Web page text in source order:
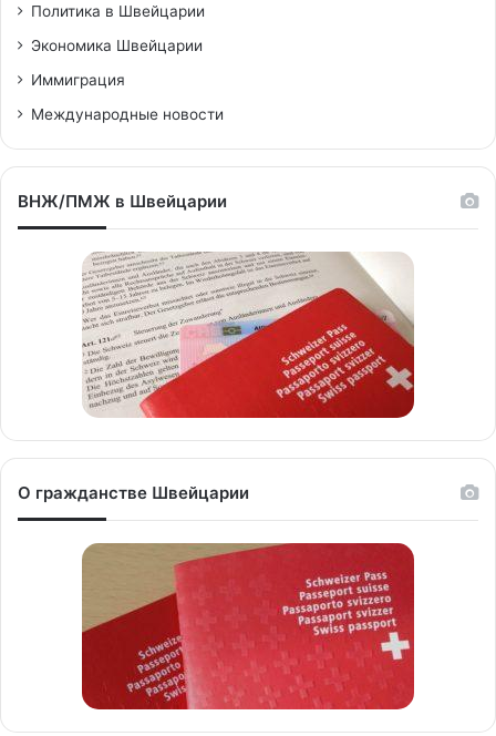
Политика в Швейцарии
Экономика Швейцарии
Иммиграция
Международные новости
ВНЖ/ПМЖ в Швейцарии
О гражданстве Швейцарии